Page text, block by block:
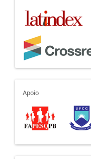
apoio
Apoio